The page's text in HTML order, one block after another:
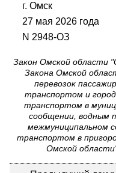
г. Омск
27 мая 2026 года
N 2948-ОЗ
Закон Омской области
Закона Омской
перевозок
транспортом и
транспортом в
сообщении, водным
межмуниципальном
транспортом в
Омской